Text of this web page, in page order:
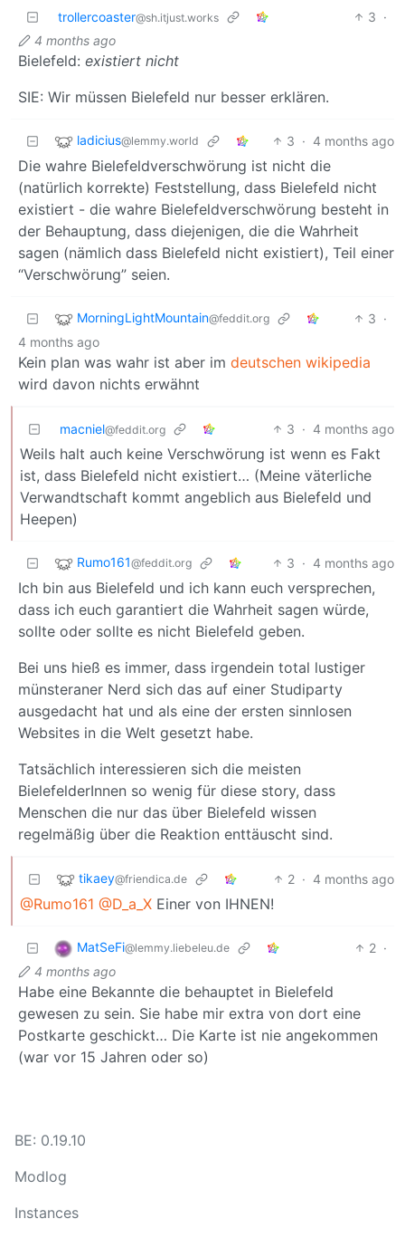
trollercoaster@sh.itjust.works 3 ·
4 months ago
Bielefeld: existiert nicht
SIE: Wir müssen Bielefeld nur besser erklären.
ladicius@lemmy.world 3 · 4 months ago
Die wahre Bielefeldverschwörung ist nicht die
(natürlich korrekte) Feststellung, dass Bielefeld nicht
existiert - die wahre Bielefeldverschwörung besteht in
der Behauptung, dass diejenigen, die die Wahrheit
sagen (nämlich dass Bielefeld nicht existiert), Teil einer
“Verschwörung” seien.
MorningLightMountain@feddit.org 3 ·
4 months ago
Kein plan was wahr ist aber im deutschen wikipedia
wird davon nichts erwähnt
macniel@feddit.org 3 · 4 months ago
Weils halt auch keine Verschwörung ist wenn es Fakt
ist, dass Bielefeld nicht existiert… (Meine väterliche
Verwandtschaft kommt angeblich aus Bielefeld und
Heepen)
Rumo161@feddit.org 3 · 4 months ago
Ich bin aus Bielefeld und ich kann euch versprechen,
dass ich euch garantiert die Wahrheit sagen würde,
sollte oder sollte es nicht Bielefeld geben.
Bei uns hieß es immer, dass irgendein total lustiger
münsteraner Nerd sich das auf einer Studiparty
ausgedacht hat und als eine der ersten sinnlosen
Websites in die Welt gesetzt habe.
Tatsächlich interessieren sich die meisten
BielefelderInnen so wenig für diese story, dass
Menschen die nur das über Bielefeld wissen
regelmäßig über die Reaktion enttäuscht sind.
tikaey@friendica.de 2 · 4 months ago
@Rumo161 @D_a_X Einer von IHNEN!
MatSeFi@lemmy.liebeleu.de 2 ·
4 months ago
Habe eine Bekannte die behauptet in Bielefeld
gewesen zu sein. Sie habe mir extra von dort eine
Postkarte geschickt… Die Karte ist nie angekommen
(war vor 15 Jahren oder so)
BE: 0.19.10
Modlog
Instances